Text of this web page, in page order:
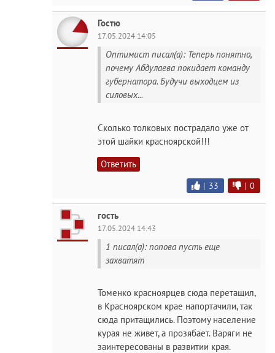
Гостю
17.05.2024 14:05
Оптимист писал(а): Теперь понятно,
почему Абдулаева покидает команду
губернатора. Будучи выходцем из
силовых...
Сколько толковых пострадало уже от
этой шайки красноярской!!!
Ответить
| 33 | 0
гость
17.05.2024 14:43
1 писал(а): попова пусть еще
захватят
Томенко красноярцев сюда перетащил,
в Красноярском крае напортачили, так
сюда притащились. Поэтому население
курая не живет, а прозябает. Варяги не
заинтересованы в развитии края.